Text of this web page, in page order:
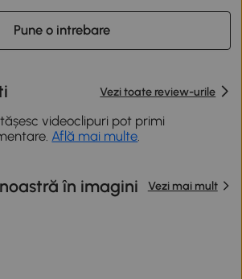
Pune o intrebare
Vezi toate review-urile
videoclipuri pot primi
Află mai multe.
în imagini Vezi mai mult